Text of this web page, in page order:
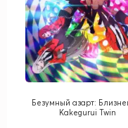
Безумный азарт:
Kakegurui Twin